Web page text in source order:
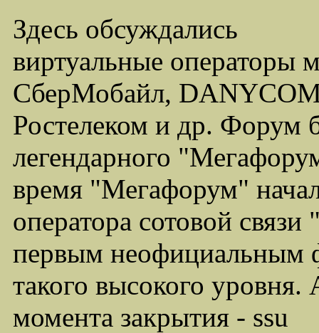
Здесь обсуждались
виртуальные операторы
СберМобайл,
Ростелеком и др. Форум
легендарного
время "Мегафорум"
оператора сотовой
первым неофициальным
такого высокого
момента закрытия - ssu